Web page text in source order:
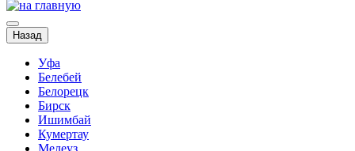
Назад
Уфа
Белебей
Белорецк
Бирск
Ишимбай
Кумертау
Мелеуз